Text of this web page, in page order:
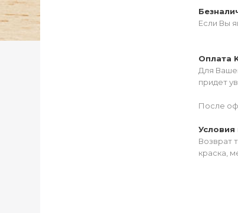
Если Вы
Оплата
Для
придет
После
Условия
Возврат
краска,